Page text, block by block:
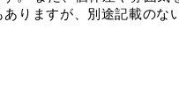
りますが、別途記載のな